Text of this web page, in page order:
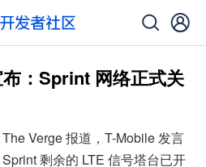
：Sprint 网络正式关
Verge 报道，T-Mobile 发言
剩余的 LTE 信号塔台已开